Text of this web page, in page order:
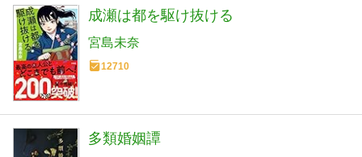
成瀬は都を駆け抜ける
宮島未奈
12710
多類婚姻譚